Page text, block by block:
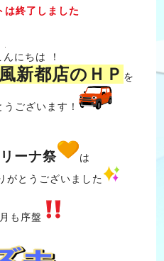
終了しました
にちは ！
新都店のＨＰ を
ございます！
ーナ祭
は
がとうございました
も序盤